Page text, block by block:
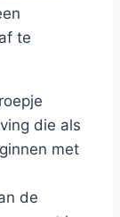
te
die als
met
de